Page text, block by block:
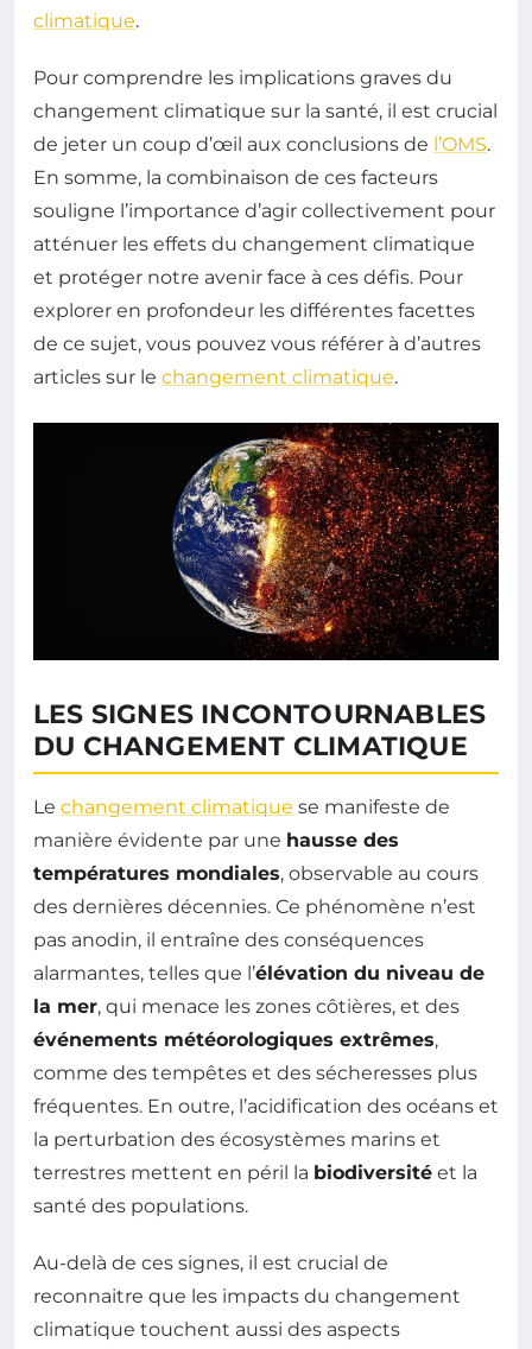
climatique.
Pour comprendre les implications graves du
changement climatique sur la santé, il est crucial
de jeter un coup d’œil aux conclusions de l’OMS.
En somme, la combinaison de ces facteurs
souligne l’importance d’agir collectivement pour
atténuer les effets du changement climatique
et protéger notre avenir face à ces défis. Pour
explorer en profondeur les différentes facettes
de ce sujet, vous pouvez vous référer à d’autres
articles sur le changement climatique.
LES SIGNES INCONTOURNABLES
DU CHANGEMENT CLIMATIQUE
Le changement climatique se manifeste de
manière évidente par une hausse des
températures mondiales, observable au cours
des dernières décennies. Ce phénomène n’est
pas anodin, il entraîne des conséquences
alarmantes, telles que l’élévation du niveau de
la mer, qui menace les zones côtières, et des
événements météorologiques extrêmes,
comme des tempêtes et des sécheresses plus
fréquentes. En outre, l’acidification des océans et
la perturbation des écosystèmes marins et
terrestres mettent en péril la biodiversité et la
santé des populations.
Au-delà de ces signes, il est crucial de
reconnaitre que les impacts du changement
climatique touchent aussi des aspects